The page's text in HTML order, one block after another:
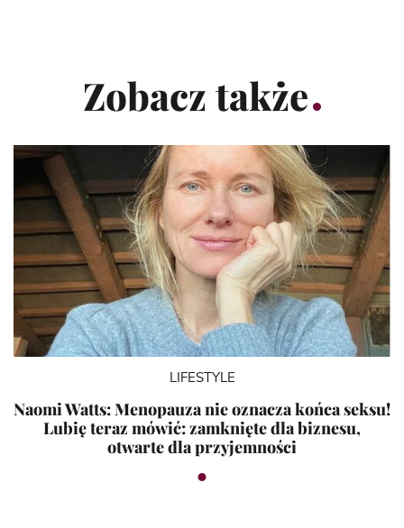
Zobacz także
LIFESTYLE
Naomi Watts: Menopauza nie oznacza końca seksu!
Lubię teraz mówić: zamknięte dla biznesu,
otwarte dla przyjemności